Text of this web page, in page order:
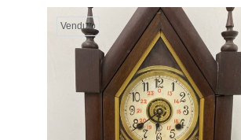
Venduto